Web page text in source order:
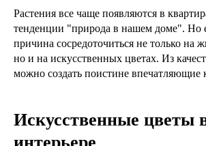
Веревское
сельское
поселение,
Гатчинский
Ленинградская
дер.
Горки,
Телефон:+7
Растения все чаще появляются в
тенденции "природа в нашем доме". Но
причина сосредоточиться не только на
но и на искусственных цветах. Из
можно создать поистине впечатляющие
Искусственные цветы